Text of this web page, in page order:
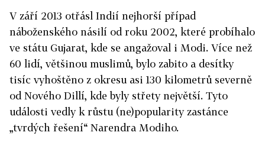
V září 2013 otřásl Indií nejhorší případ
náboženského násilí od roku 2002, které probíhalo
ve státu Gujarat, kde se angažoval i Modi. Více než
60 lidí, většinou muslimů, bylo zabito a desítky
tisíc vyhoštěno z okresu asi 130 kilometrů severně
od Nového Dillí, kde byly střety největší. Tyto
události vedly k růstu (ne)popularity zastánce
„tvrdých řešení“ Narendra Modiho.